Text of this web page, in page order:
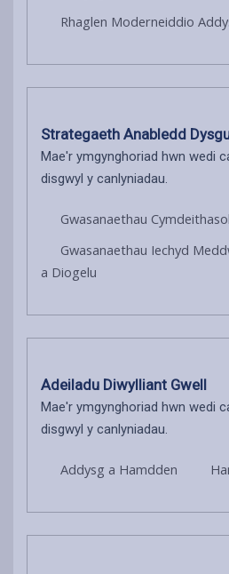
Rhaglen Moderneiddio
Strategaeth Anabledd
Mae'r ymgynghoriad hwn wedi
disgwyl y canlyniadau.
Gwasanaethau
Gwasanaethau Iechyd
a Diogelu
Adeiladu Diwylliant Gwell
Mae'r ymgynghoriad hwn wedi
disgwyl y canlyniadau.
Addysg a Hamdden